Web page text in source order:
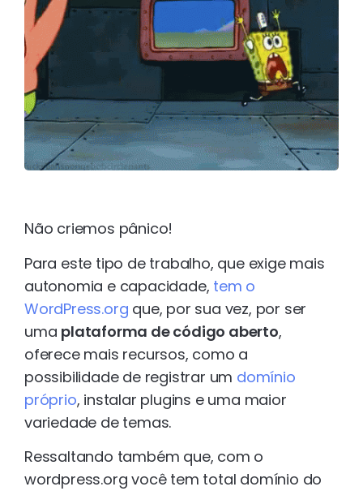
Não criemos pânico!
Para este tipo de trabalho, que exige mais
autonomia e capacidade, tem o
WordPress.org que, por sua vez, por ser
uma plataforma de código aberto,
oferece mais recursos, como a
possibilidade de registrar um domínio
próprio, instalar plugins e uma maior
variedade de temas.
Ressaltando também que, com o
wordpress.org você tem total domínio do